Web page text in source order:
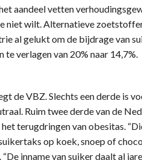
aandeel vetten
niet wilt. Alternatieve
al gelukt om de bijdrage van
verlagen van 20% naar 14,7%.
de VBZ. Slechts een derde is
Ruim twee derde van de
terugdringen van obesitas.
op koek, snoep of
inname van suiker daalt al